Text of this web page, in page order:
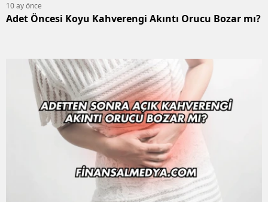
10 ay önce
Adet Öncesi Koyu Kahverengi Akıntı Orucu Bozar mı?